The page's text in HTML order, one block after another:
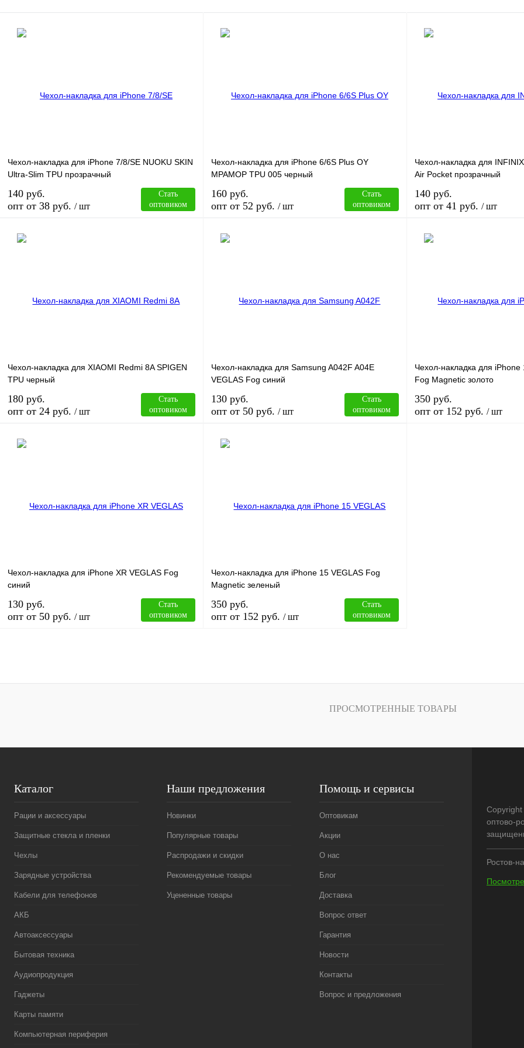
Чехол-накладка для iPhone 7/8/SE NUOKU SKIN
Ultra-Slim TPU прозрачный
140 руб.
опт от 38 руб. / шт
Стать
оптовиком
В избранное
В
Чехол-накладка для iPhone 6/6S Plus OY
МРАМОР TPU 005 черный
160 руб.
опт от 52 руб. / шт
Стать
оптовиком
В избранное
В
Чехол-накладка для
Air Pocket прозрачный
140 руб.
опт от 41 руб. / шт
В избранное
Чехол-накладка для XIAOMI Redmi 8A SPIGEN
TPU черный
180 руб.
опт от 24 руб. / шт
Стать
оптовиком
В избранное
В
Чехол-накладка для Samsung A042F A04E
VEGLAS Fog синий
130 руб.
опт от 50 руб. / шт
Стать
оптовиком
В избранное
В
Чехол-накладка для
Fog Magnetic золото
350 руб.
опт от 152 руб. / шт
Чехол-накладка для iPhone XR VEGLAS Fog
синий
130 руб.
опт от 50 руб. / шт
Стать
оптовиком
Чехол-накладка для iPhone 15 VEGLAS Fog
Magnetic зеленый
350 руб.
опт от 152 руб. / шт
Стать
оптовиком
ПРОСМОТРЕННЫЕ ТОВАРЫ
Каталог
Рации и аксессуары
Защитные стекла и пленки
Чехлы
Зарядные устройства
Кабели для телефонов
АКБ
Автоаксессуары
Бытовая техника
Аудиопродукция
Гаджеты
Карты памяти
Компьютерная периферия
Наши предложения
Новинки
Популярные товары
Распродажи и скидки
Рекомендуемые товары
Уцененные товары
Помощь и сервисы
Оптовикам
Акции
О нас
Блог
Доставка
Вопрос ответ
Гарантия
Новости
Контакты
Вопрос и предложения
оптово-
Ростов-